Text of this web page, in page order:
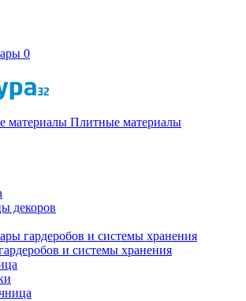
0
Плитные материалы
декоров
и системы хранения